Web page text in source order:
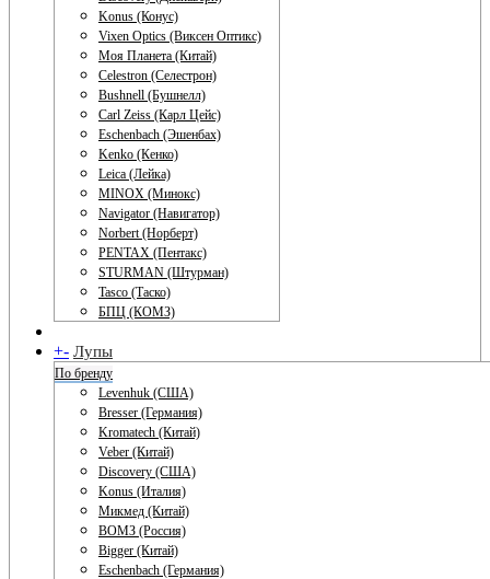
Konus (Конус)
Vixen Optics (Виксен Оптикс)
Моя Планета (Китай)
Celestron (Селестрон)
Bushnell (Бушнелл)
Carl Zeiss (Карл Цейс)
Eschenbach (Эшенбах)
Kenko (Кенко)
Leica (Лейка)
MINOX (Минокс)
Navigator (Навигатор)
Norbert (Норберт)
PENTAX (Пентакс)
STURMAN (Штурман)
Tasco (Таско)
БПЦ (КОМЗ)
+- Лупы
По бренду
Levenhuk (США)
Bresser (Германия)
Kromatech (Китай)
Veber (Китай)
Discovery (США)
Konus (Италия)
Микмед (Китай)
ВОМЗ (Россия)
Bigger (Китай)
Eschenbach (Германия)